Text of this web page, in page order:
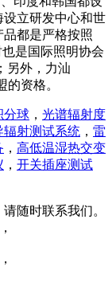
设立研发中心和世
都是严格按照
是国际照明协会
另外，力汕
资格。
分球 ， 光谱辐射度
辐射测试系统 ， 雷
， 高低温湿热交变
， 开关插座测试
随时联系我们。